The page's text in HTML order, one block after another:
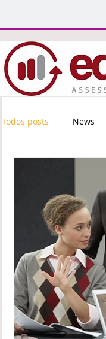
Todos posts News